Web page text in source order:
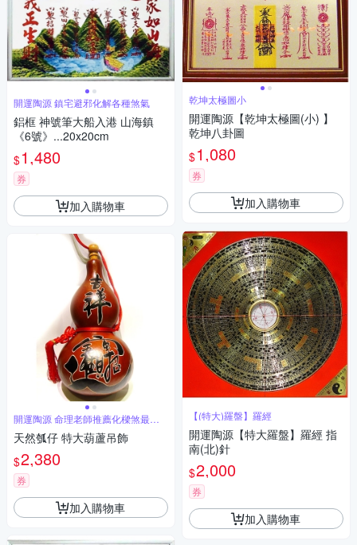
開運陶源 鎮宅避邪化解各種煞氣
鋁框 神號筆大船入港 山海鎮
《6號》...20x20cm
$1,480
券
加入購物車
開運陶源 命理老師推薦化樑煞最佳
利器
天然瓠仔 特大葫蘆吊飾
$2,380
券
加入購物車
乾坤太極圖小
開運陶源【乾坤太極圖(小) 】
乾坤八卦圖
$1,080
券
加入購物車
【(特大)羅盤】羅經
開運陶源【特大羅盤】羅經 指
南(北)針
$2,000
券
加入購物車